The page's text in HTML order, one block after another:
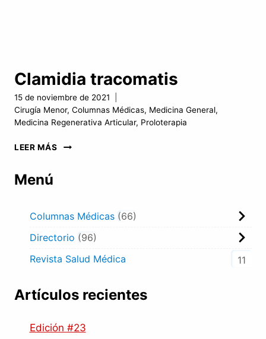
Clamidia tracomatis
15 de noviembre de 2021
Cirugía Menor, Columnas Médicas, Medicina General,
Medicina Regenerativa Articular, Proloterapia
LEER MÁS
CLAMIDIA
Menú
Columnas Médicas
66
Directorio
96
Revista Salud Médica
11
Artículos recientes
Edición #23